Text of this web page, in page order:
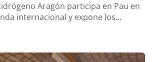
Aragón participa en Pau en
internacional y expone los...